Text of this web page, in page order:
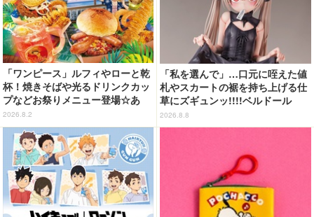
「ワンピース」ルフィやローと乾
杯！焼きそばや光るドリンクカッ
プなどお祭りメニュー登場☆あ
の“麦わら帽子”もグッズ化!? 【U
SJ「ワンピース・プレミア・サマ
ー」が開幕】
2026.8.2
「私を選んで」…口元に咥えた値
札やスカートの裾を持ち上げる仕
草にズギュンッ!!!!ベルドール
「ロゼ」がフィギュアで新登場
2026.8.8